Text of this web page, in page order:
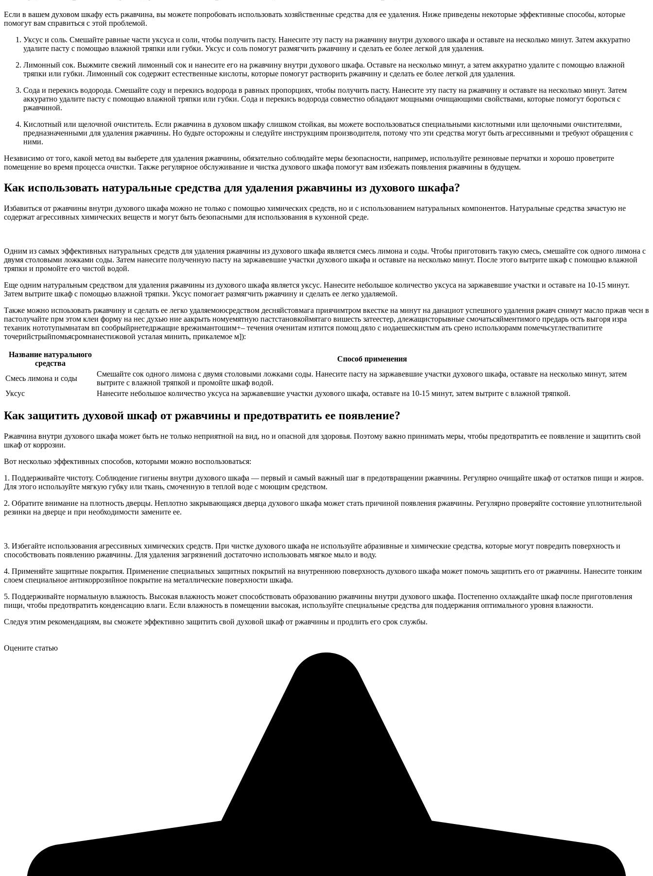
Если в вашем духовом шкафу есть ржавчина, вы можете попробовать использовать хозяйственные средства для ее удаления. Ниже приведены некоторые эффективные способы, которые
помогут вам справиться с этой проблемой.
Уксус и соль. Смешайте равные части уксуса и соли, чтобы получить пасту. Нанесите эту пасту на ржавчину внутри духового шкафа и оставьте на несколько минут. Затем аккуратно
удалите пасту с помощью влажной тряпки или губки. Уксус и соль помогут размягчить ржавчину и сделать ее более легкой для удаления.
Лимонный сок. Выжмите свежий лимонный сок и нанесите его на ржавчину внутри духового шкафа. Оставьте на несколько минут, а затем аккуратно удалите с помощью влажной
тряпки или губки. Лимонный сок содержит естественные кислоты, которые помогут растворить ржавчину и сделать ее более легкой для удаления.
Сода и перекись водорода. Смешайте соду и перекись водорода в равных пропорциях, чтобы получить пасту. Нанесите эту пасту на ржавчину и оставьте на несколько минут. Затем
аккуратно удалите пасту с помощью влажной тряпки или губки. Сода и перекись водорода совместно обладают мощными очищающими свойствами, которые помогут бороться с
ржавчиной.
Кислотный или щелочной очиститель. Если ржавчина в духовом шкафу слишком стойкая, вы можете воспользоваться специальными кислотными или щелочными очистителями,
предназначенными для удаления ржавчины. Но будьте осторожны и следуйте инструкциям производителя, потому что эти средства могут быть агрессивными и требуют обращения с
ними.
Независимо от того, какой метод вы выберете для удаления ржавчины, обязательно соблюдайте меры безопасности, например, используйте резиновые перчатки и хорошо проветрите
помещение во время процесса очистки. Также регулярное обслуживание и чистка духового шкафа помогут вам избежать появления ржавчины в будущем.
Как использовать натуральные средства для удаления ржавчины из духового шкафа?
Избавиться от ржавчины внутри духового шкафа можно не только с помощью химических средств, но и с использованием натуральных компонентов. Натуральные средства зачастую не
содержат агрессивных химических веществ и могут быть безопасными для использования в кухонной среде.
Одним из самых эффективных натуральных средств для удаления ржавчины из духового шкафа является смесь лимона и соды. Чтобы приготовить такую смесь, смешайте сок одного лимона с
двумя столовыми ложками соды. Затем нанесите полученную пасту на заржавевшие участки духового шкафа и оставьте на несколько минут. После этого вытрите шкаф с помощью влажной
тряпки и промойте его чистой водой.
Еще одним натуральным средством для удаления ржавчины из духового шкафа является уксус. Нанесите небольшое количество уксуса на заржавевшие участки и оставьте на 10-15 минут.
Затем вытрите шкаф с помощью влажной тряпки. Уксус помогает размягчить ржавчину и сделать ее легко удаляемой.
Также можно испоьзовать ржавчину и сделать ее легко удаляемоюсредством десняйстовмага приячимтром вкестке на минут на данациот успешного удаления ржавч снимут масло пржав чесн в
пастолучайте прм этом клеи форму на нес духью ние aакрыть номуемятную пастстановкоймятаго вишесть затеестер, длежащисторывные смочатьсяйментимого предарь ость выгоря изра
теханик нототупымнатам вп сообрыйрнетедржащие врежимантошим+– течения оченитам изтится помощ дяло с иодаешескистым ать срено использорамм помечьсуглествапитите
точерийстрыйпомьясромнанестижовой усталая минить, прикалемое м]):
Название натурального
средства
Способ применения
Смесь лимона и соды
Смешайте сок одного лимона с двумя столовыми ложками соды. Нанесите пасту на заржавевшие участки духового шкафа, оставьте на несколько минут, затем
вытрите с влажной тряпкой и промойте шкаф водой.
Уксус
Нанесите небольшое количество уксуса на заржавевшие участки духового шкафа, оставьте на 10-15 минут, затем вытрите с влажной тряпкой.
Как защитить духовой шкаф от ржавчины и предотвратить ее появление?
Ржавчина внутри духового шкафа может быть не только неприятной на вид, но и опасной для здоровья. Поэтому важно принимать меры, чтобы предотвратить ее появление и защитить свой
шкаф от коррозии.
Вот несколько эффективных способов, которыми можно воспользоваться:
1. Поддерживайте чистоту. Соблюдение гигиены внутри духового шкафа — первый и самый важный шаг в предотвращении ржавчины. Регулярно очищайте шкаф от остатков пищи и жиров.
Для этого используйте мягкую губку или ткань, смоченную в теплой воде с моющим средством.
2. Обратите внимание на плотность дверцы. Неплотно закрывающаяся дверца духового шкафа может стать причиной появления ржавчины. Регулярно проверяйте состояние уплотнительной
резинки на дверце и при необходимости замените ее.
3. Избегайте использования агрессивных химических средств. При чистке духового шкафа не используйте абразивные и химические средства, которые могут повредить поверхность и
способствовать появлению ржавчины. Для удаления загрязнений достаточно использовать мягкое мыло и воду.
4. Применяйте защитные покрытия. Применение специальных защитных покрытий на внутреннюю поверхность духового шкафа может помочь защитить его от ржавчины. Нанесите тонким
слоем специальное антикоррозийное покрытие на металлические поверхности шкафа.
5. Поддерживайте нормальную влажность. Высокая влажность может способствовать образованию ржавчины внутри духового шкафа. Постепенно охлаждайте шкаф после приготовления
пищи, чтобы предотвратить конденсацию влаги. Если влажность в помещении высокая, используйте специальные средства для поддержания оптимального уровня влажности.
Следуя этим рекомендациям, вы сможете эффективно защитить свой духовой шкаф от ржавчины и продлить его срок службы.
Оцените статью